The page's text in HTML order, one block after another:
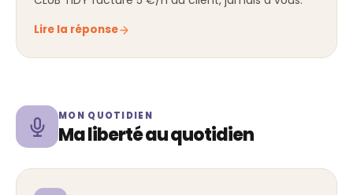
Lire la réponse
MON QUOTIDIEN
Ma liberté au quotidien